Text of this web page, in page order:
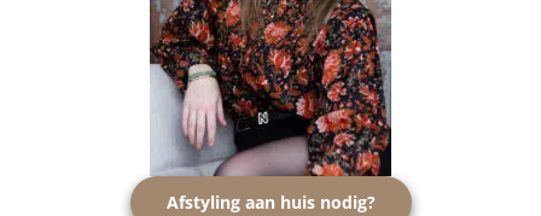
Afstyling aan huis nodig?